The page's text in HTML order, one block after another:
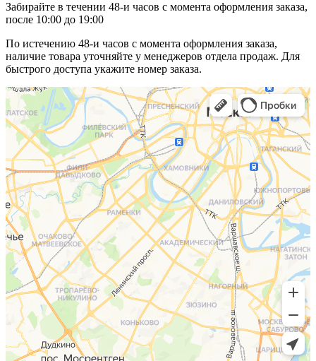
Забирайте в течении 48-и часов с момента оформления заказа,
после 10:00 до 19:00
По истечению 48-и часов с момента оформления заказа,
наличие товара уточняйте у менеджеров отдела продаж. Для
быстрого доступа укажите номер заказа.